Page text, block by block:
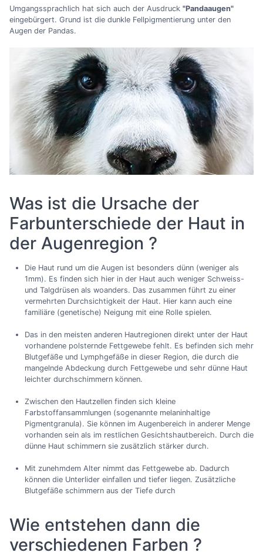
Umgangssprachlich hat sich auch der Ausdruck "Pandaaugen"
eingebürgert. Grund ist die dunkle Fellpigmentierung unter den
Augen der Pandas.
Was ist die Ursache der
Farbunterschiede der Haut in
der Augenregion ?
Die Haut rund um die Augen ist besonders dünn (weniger als
1mm). Es finden sich hier in der Haut auch weniger Schweiss-
und Talgdrüsen als woanders. Das zusammen führt zu einer
vermehrten Durchsichtigkeit der Haut. Hier kann auch eine
familiäre (genetische) Neigung mit eine Rolle spielen.
Das in den meisten anderen Hautregionen direkt unter der Haut
vorhandene polsternde Fettgewebe fehlt. Es befinden sich mehr
Blutgefäße und Lymphgefäße in dieser Region, die durch die
mangelnde Abdeckung durch Fettgewebe und sehr dünne Haut
leichter durchschimmern können.
Zwischen den Hautzellen finden sich kleine
Farbstoffansammlungen (sogenannte melaninhaltige
Pigmentgranula). Sie können im Augenbereich in anderer Menge
vorhanden sein als im restlichen Gesichtshautbereich. Durch die
dünne Haut schimmern sie zusätzlich stärker durch.
Mit zunehmdem Alter nimmt das Fettgewebe ab. Dadurch
können die Unterlider einfallen und tiefer liegen. Zusätzliche
Blutgefäße schimmern aus der Tiefe durch
Wie entstehen dann die
verschiedenen Farben ?